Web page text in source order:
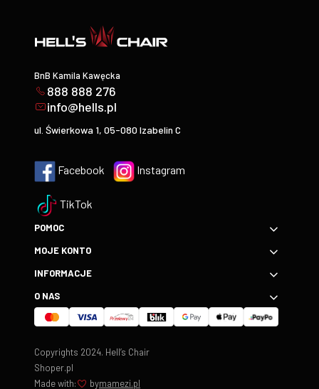
BnB Kamila Kawęcka
888 888 276
info@hells.pl
ul. Świerkowa 1, 05-080 Izabelin C
Facebook Instagram
TikTok
POMOC
MOJE KONTO
INFORMACJE
O NAS
Copyrights 2024. Hell’s Chair
Shoper.pl
Made with:
bymamezi.pl